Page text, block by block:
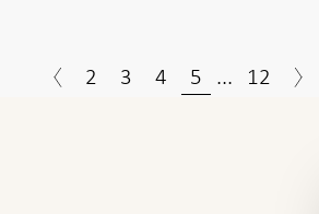
2 3 4 5 ... 12